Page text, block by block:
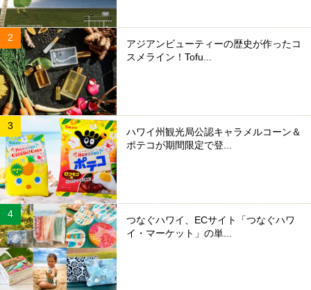
アジアンビューティーの歴史が作ったコ
スメライン！Tofu...
ハワイ州観光局公認キャラメルコーン＆
ポテコが期間限定で登...
つなぐハワイ、ECサイト「つなぐハワ
イ・マーケット」の単...